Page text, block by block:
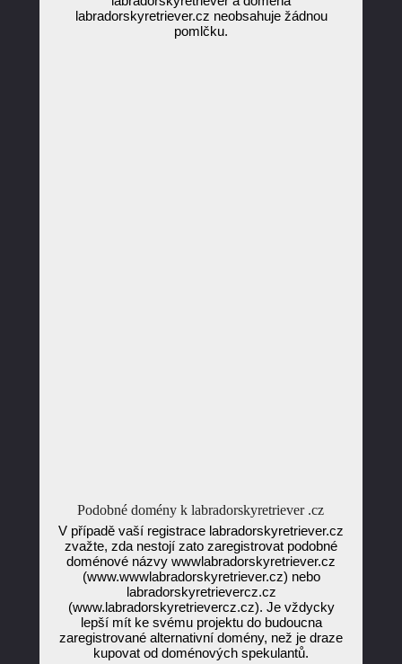
labradorskyretriever.cz neobsahuje žádnou
pomlčku.
Podobné domény k labradorskyretriever .cz
V případě vaší registrace labradorskyretriever.cz
zvažte, zda nestojí zato zaregistrovat podobné
doménové názvy wwwlabradorskyretriever.cz
(www.wwwlabradorskyretriever.cz) nebo
labradorskyretrievercz.cz
(www.labradorskyretrievercz.cz). Je vždycky
lepší mít ke svému projektu do budoucna
zaregistrované alternativní domény, než je draze
kupovat od doménových spekulantů.